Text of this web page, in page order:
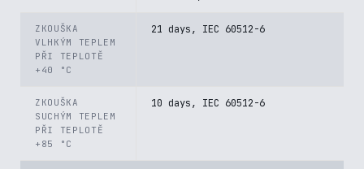
ZKOUŠKA
VLHKÝM TEPLEM
PŘI TEPLOTĚ
+40 °C
21 days, IEC 60512-6
ZKOUŠKA
SUCHÝM TEPLEM
PŘI TEPLOTĚ
+85 °C
10 days, IEC 60512-6